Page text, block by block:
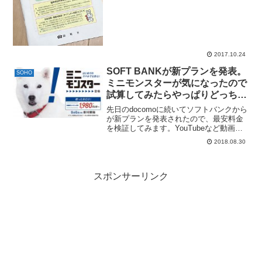
2017.10.24
SOHO
SOFT BANKが新プランを発表。
ミニモンスターが気になったので
試算してみたらやっぱりどっちつ
かずで微妙だった話。
先日のdocomoに続いてソフトバンクから
が新プランを発表されたので、最安料金
を検証してみます。YouTubeなど動画・
SNSがパケット消費の対象外、ソフトバ
ンク「ウルトラギガモンスター＋（プラ
2018.08.30
スポンサーリンク